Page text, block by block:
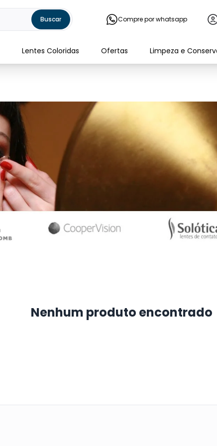
Buscar Compre por whatsapp
Lentes Coloridas Ofertas Limpeza e
Nenhum produto encontrado